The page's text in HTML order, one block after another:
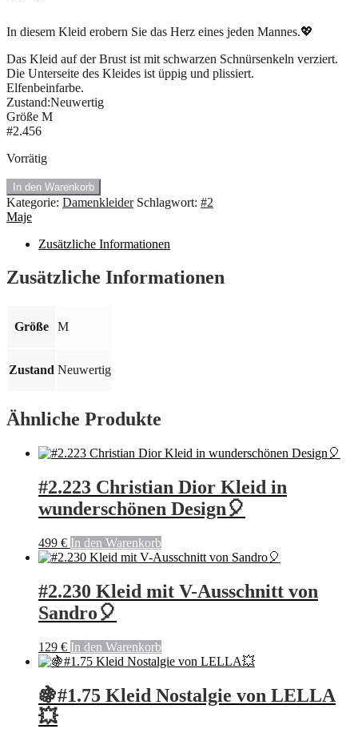
In diesem Kleid erobern Sie das Herz eines jeden Mannes.💖
Das Kleid auf der Brust ist mit schwarzen Schnürsenkeln verziert.
Die Unterseite des Kleides ist üppig und plissiert.
Elfenbeinfarbe.
Zustand:Neuwertig
Größe M
#2.456
Vorrätig
🍇
#2.375
Sehr
zartes
Guipure
von
Maje
In den Warenkorb
Kategorie: Damenkleider Schlagwort: #2
Maje
Zusätzliche Informationen
Zusätzliche Informationen
Größe M
Zustand Neuwertig
Ähnliche Produkte
#2.223 Christian Dior Kleid in
wunderschönen Design🎈
499 € In den Warenkorb
#2.230 Kleid mit V-Ausschnitt von
Sandro🎈
129 € In den Warenkorb
🍇#1.75 Kleid Nostalgie von LELLA
💥